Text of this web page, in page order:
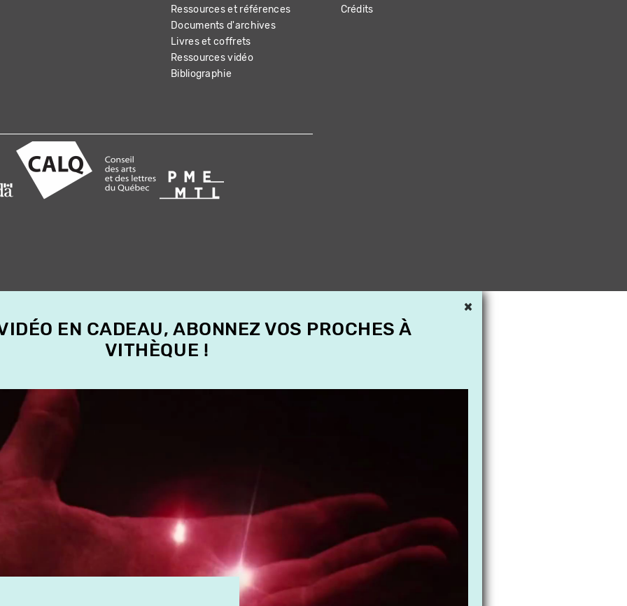
Ressources et références
Documents d'archives
Livres et coffrets
Ressources vidéo
Bibliographie
Crédits
×
EN CADEAU, ABONNEZ VOS PROCHES À
VITHÈQUE !